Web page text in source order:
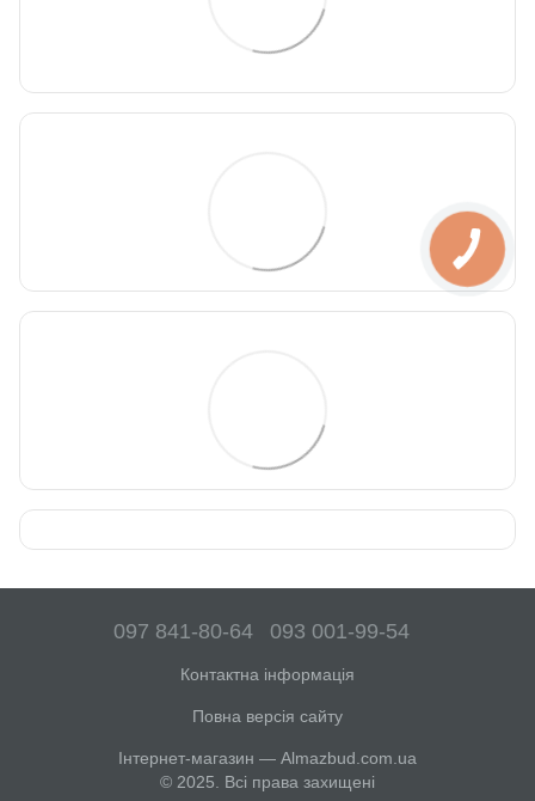
097 841-80-64 093 001-99-54
Контактна інформація
Повна версія сайту
Інтернет-магазин — Almazbud.com.ua
© 2025. Всі права захищені